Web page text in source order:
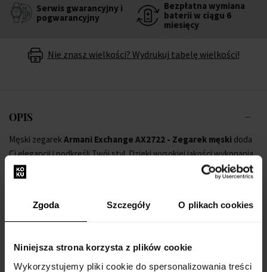
Zgoda Szczegóły O plikach cookies
Niniejsza strona korzysta z plików cookie
Wykorzystujemy pliki cookie do spersonalizowania treści
Serwis gwarancyjny i
pogwarancyjny
Bezpłatna wymiana
baterii w ciągu 6
miesięcy
Nie znasz wielkości? Wydrukuj tabelę wielkości!
OPIS
Męski zegarekArmani Exchange AX2722 - Zegarek męski doda
Ci elegancji i podkreśli Twój styl. Dzięki wysokiej jakości wykonania
odArmani Exchange
, nie musisz się martwić, że wyjdziesz poza
linię.
Gwarantujemy 100% oryginalny towar i darmową wymianę baterii w
ciągu 6 miesięcy. W pełni popieramy produkty z naszej oferty.
Nie czekaj więc i wzmocnij swój styl dzięki zegarkowi na rękę
Armani Exchange AX2722 - Zegarek męski.